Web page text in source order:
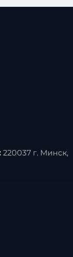
220037 г. Минск,